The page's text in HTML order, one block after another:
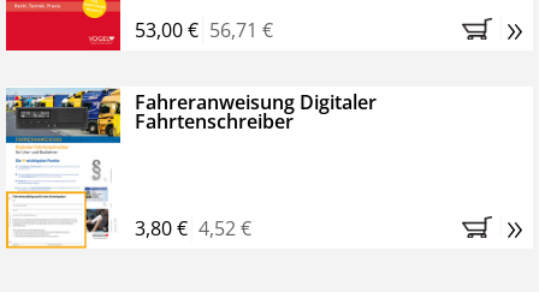
53,00 € 56,71 € »
Fahreranweisung Digitaler
Fahrtenschreiber
3,80 € 4,52 € »